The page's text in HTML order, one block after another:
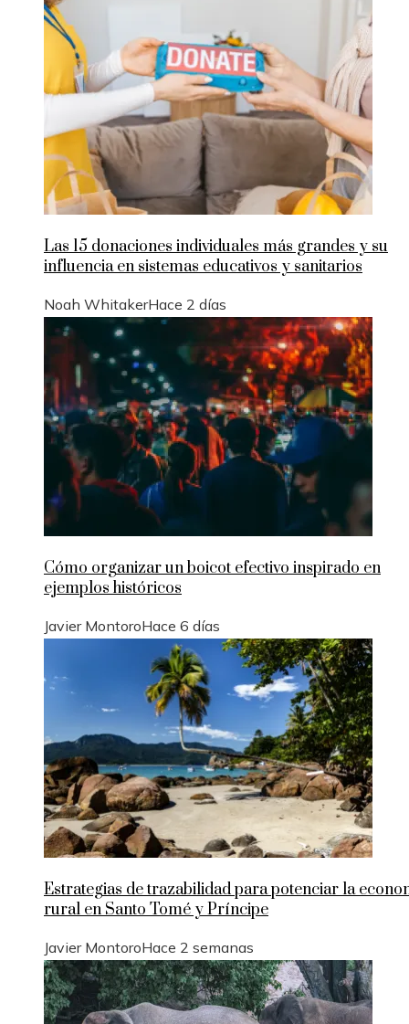
Las 15 donaciones individuales más grandes y su
influencia en sistemas educativos y sanitarios
Noah WhitakerHace 2 días
Cómo organizar un boicot efectivo inspirado en
ejemplos históricos
Javier MontoroHace 6 días
Estrategias de trazabilidad para potenciar la
rural en Santo Tomé y Príncipe
Javier MontoroHace 2 semanas